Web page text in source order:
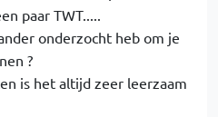
paar TWT.....
onderzocht heb om je
?
is het altijd zeer leerzaam